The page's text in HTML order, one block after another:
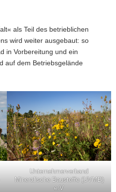
als Teil des betrieblichen
wird weiter ausgebaut: so
in Vorbereitung und ein
auf dem Betriebsgelände
Unternehmerverband
Mineralische Baustoffe (UVMB)
e.V